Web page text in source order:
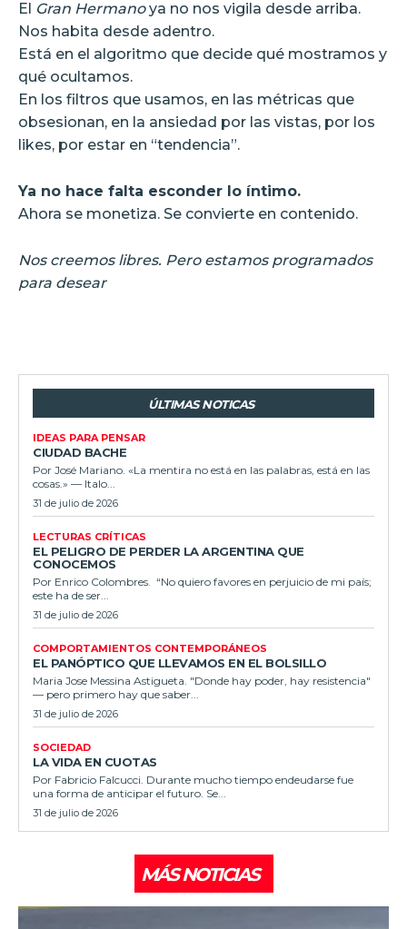
El Gran Hermanoya no nos vigila desde arriba.
Nos habita desde adentro.
Está en el algoritmo que decide qué mostramos y
qué ocultamos.
En los filtros que usamos, en las métricas que
obsesionan, en la ansiedad por las vistas, por los
likes, por estar en “tendencia”.
Ya no hace falta esconder lo íntimo.
Ahora se monetiza. Se convierte en contenido.
Nos creemos libres. Pero estamos programados
para desear
ÚLTIMAS NOTICAS
IDEAS PARA PENSAR
CIUDAD BACHE
Por José Mariano. «La mentira no está en las palabras, está en las
cosas.» — Italo...
31 de julio de 2026
LECTURAS CRÍTICAS
EL PELIGRO DE PERDER LA ARGENTINA QUE
CONOCEMOS
Por Enrico Colombres. “No quiero favores en perjuicio de mi país;
este ha de ser...
31 de julio de 2026
COMPORTAMIENTOS CONTEMPORÁNEOS
EL PANÓPTICO QUE LLEVAMOS EN EL BOLSILLO
Maria Jose Messina Astigueta. "Donde hay poder, hay resistencia"
— pero primero hay que saber...
31 de julio de 2026
SOCIEDAD
LA VIDA EN CUOTAS
Por Fabricio Falcucci. Durante mucho tiempo endeudarse fue
una forma de anticipar el futuro. Se...
31 de julio de 2026
MÁS NOTICIAS